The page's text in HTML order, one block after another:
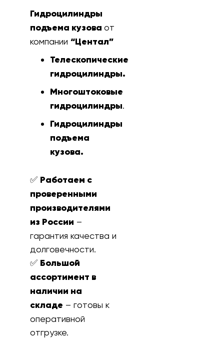
Гидроцилиндры
подъема кузоваот
компании“Центал”
Телескопические
гидроцилиндры.
Многоштоковые
гидроцилиндры.
Гидроцилиндры
подъема
кузова.
✅ Работаем с
проверенными
производителями
из России –
гарантия качества и
долговечности.
✅ Большой
ассортимент в
наличии на
складе – готовы к
оперативной
отгрузке.